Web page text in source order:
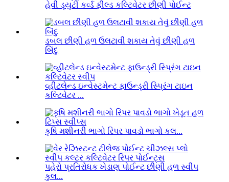
હેવી ડ્યુટી કર્વ્ડ ફીલ્ડ કલ્ટિવેટર છીણી પોઈન્ટ
ડબલ છીણી હળ ઉલટાવી શકાય તેવું છીણી હળ
બિંદુ
વ્હીટલેન્ડ ઇન્વેસ્ટમેન્ટ ફાઉન્ડ્રી સ્પ્રિંગ ટાઇન
કલ્ટિવેટર ...
કૃષિ મશીનરી ભાગો રિપર પાવડો ભાગો કલ...
પહેરો પ્રતિરોધક ખેડાણ પોઈન્ટ છીણી હળ સ્વીપ
કુલ...